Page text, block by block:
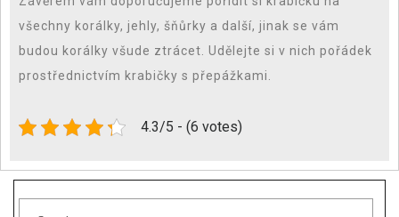
všechny korálky, jehly, šňůrky a další, jinak se vám
budou korálky všude ztrácet. Udělejte si v nich pořádek
prostřednictvím krabičky s přepážkami.
4.3/5 - (6 votes)